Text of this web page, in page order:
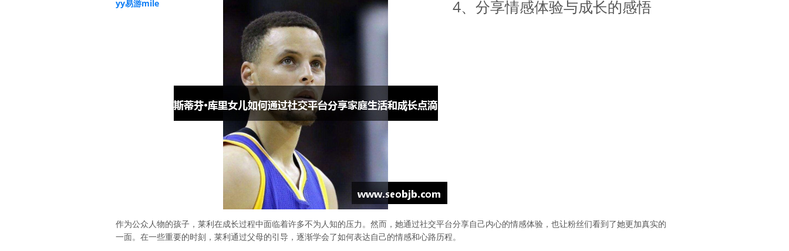
yy易游mile
4、分享情感体验与成长的感悟
作为公众人物的孩子，莱利在成长过程中面临着许多不为人知的压力。然而，她通过社交平台分享自己内心的情感体验，也让粉丝们看到了她更加真实的
一面。在一些重要的时刻，莱利通过父母的引导，逐渐学会了如何表达自己的情感和心路历程。